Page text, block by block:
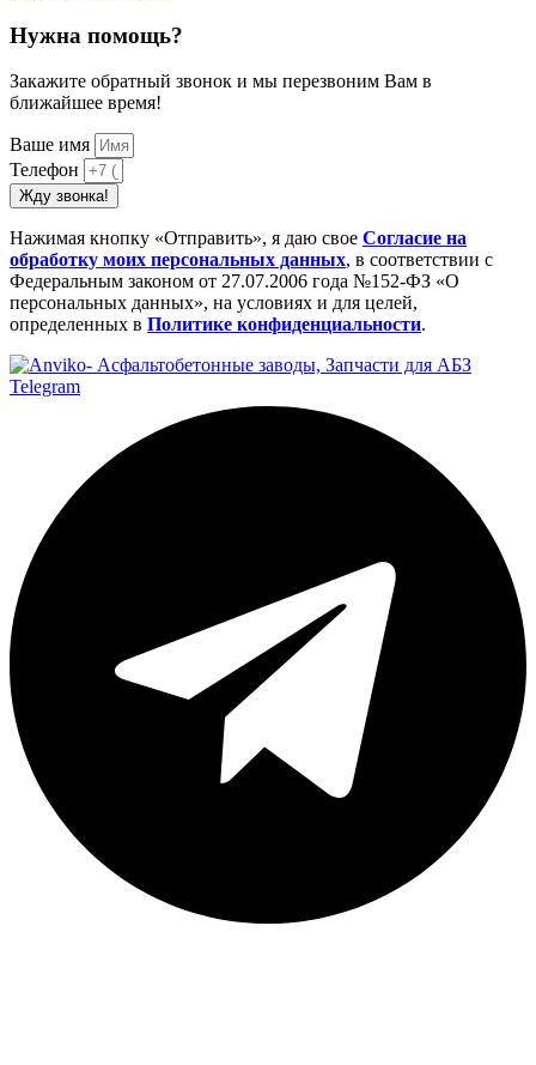
Нужна помощь?
Закажите обратный звонок и мы перезвоним Вам в
ближайшее время!
Ваше имя
Телефон
Жду звонка!
Нажимая кнопку «Отправить», я даю свое Cогласие на
обработку моих персональных данных, в соответствии с
Федеральным законом от 27.07.2006 года №152-ФЗ «О
персональных данных», на условиях и для целей,
определенных в Политике конфиденциальности.
Telegram